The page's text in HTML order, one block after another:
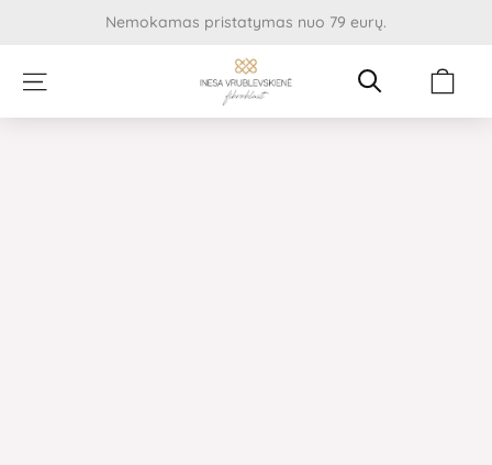
Nemokamas pristatymas nuo 79 eurų.
Cart